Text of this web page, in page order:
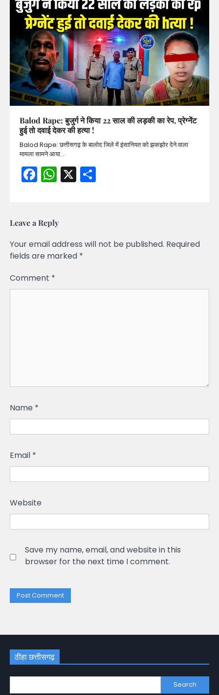
Balod Rape: बुजुर्ग ने किया 22 साल की लड़की का रेप, प्रेग्नेंट
हुई तो दवाई देकर की हत्या !
Balod Rape: छत्तीसगढ़ के बालोद जिले में इंसानियत को झकझोर देने वाला
मामला सामने आया…
Facebook
WhatsApp
X
Leave a Reply
Your email address will not be published. Required
fields are marked *
Comment *
Name *
Email *
Website
Save my name, email, and website in this
browser for the next time I comment.
ठीहा छत्तीसगढ़
Search